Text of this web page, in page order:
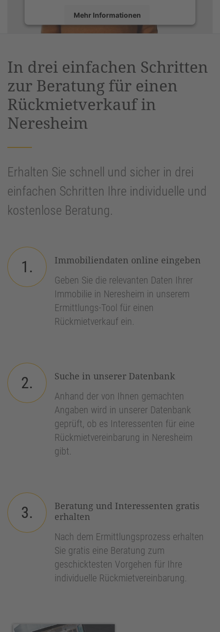
Mehr Informationen
Management Platform&eRecht24
In drei einfachen Schritten
zur Beratung für einen
Rückmietverkauf in
Neresheim
Erhalten Sie schnell und sicher in drei
einfachen Schritten Ihre individuelle und
kostenlose Beratung.
1.
Immobiliendaten online eingeben
Geben Sie die relevanten Daten Ihrer
Immobilie in Neresheim in unserem
Ermittlungs-Tool für einen
Rückmietverkauf ein.
2.
Suche in unserer Datenbank
Anhand der von Ihnen gemachten
Angaben wird in unserer Datenbank
geprüft, ob es Interessenten für eine
Rückmietvereinbarung in Neresheim
gibt.
3.
Beratung und Interessenten gratis
erhalten
Nach dem Ermittlungsprozess erhalten
Sie gratis eine Beratung zum
geschicktesten Vorgehen für Ihre
individuelle Rückmietvereinbarung.